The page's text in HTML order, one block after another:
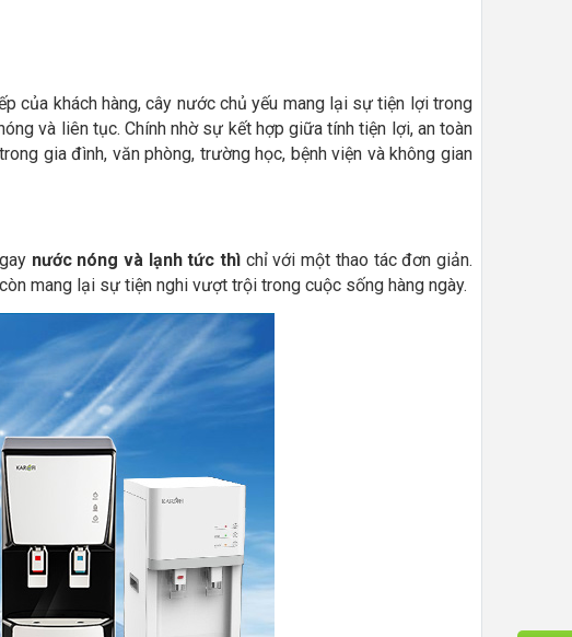
của khách hàng, cây nước chủ yếu mang lại sự tiện lợi trong
và liên tục. Chính nhờ sự kết hợp giữa tính tiện lợi, an toàn
gia đình, văn phòng, trường học, bệnh viện và không gian
nước nóng và lạnh tức thì chỉ với một thao tác đơn giản.
mang lại sự tiện nghi vượt trội trong cuộc sống hàng ngày.